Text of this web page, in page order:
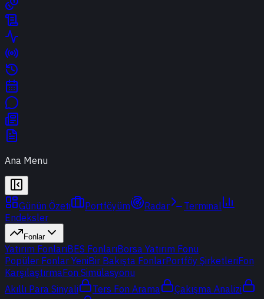
Ana Menu
Günün Özeti Portföyüm Radar
Terminal
Endeksler
Fonlar
Yatırım FonlarıBES FonlarıBorsa Yatırım Fonu
Popüler Fonlar YeniBir Bakışta FonlarPortföy ŞirketleriFon
KarşılaştırmaFon Simülasyonu
Akıllı Para Sinyali
Ters Fon Arama
Çakışma Analizi